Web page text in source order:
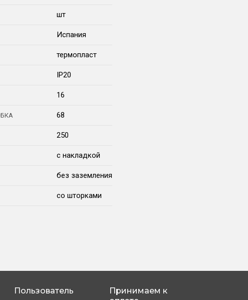
шт
Испания
термопласт
IP20
16
68
250
с накладкой
без заземления
со шторками
Пользователь
Принимаем к